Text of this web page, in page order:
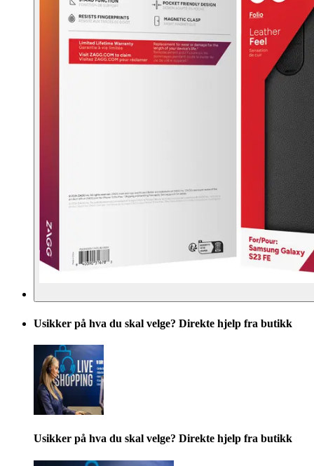
Usikker på hva du skal velge? Direkte hjelp fra butikk
Usikker på hva du skal velge? Direkte hjelp fra butikk